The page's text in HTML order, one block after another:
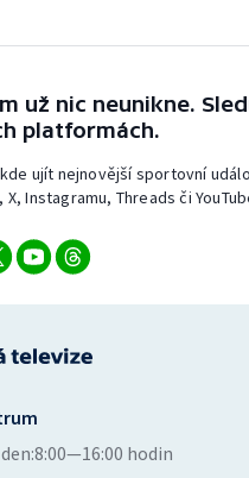
už nic neunikne.
platformách.
ujít nejnovější sportovní
X, Instagramu, Threads či
8:00—16:00 hodin